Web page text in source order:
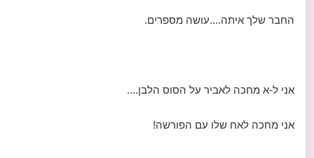
החבר שלך איתה....עושה מספרים.
אני ל-א מחכה לאביר על הסוס הלבן....
אני מחכה לאח שלו עם הפורשה!